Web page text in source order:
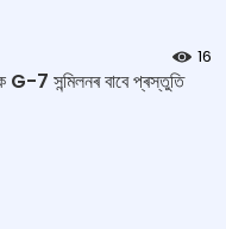
16
G-7 সন্মিলনৰ বাবে প্ৰস্তুতি